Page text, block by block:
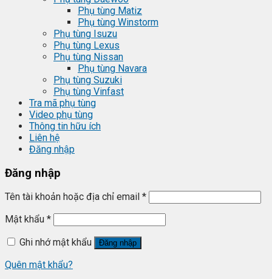
Phụ tùng Matiz
Phụ tùng Winstorm
Phụ tùng Isuzu
Phụ tùng Lexus
Phụ tùng Nissan
Phụ tùng Navara
Phụ tùng Suzuki
Phụ tùng Vinfast
Tra mã phụ tùng
Video phụ tùng
Thông tin hữu ích
Liên hệ
Đăng nhập
Đăng nhập
Tên tài khoản hoặc địa chỉ email *
Mật khẩu *
Ghi nhớ mật khẩu
Đăng nhập
Quên mật khẩu?